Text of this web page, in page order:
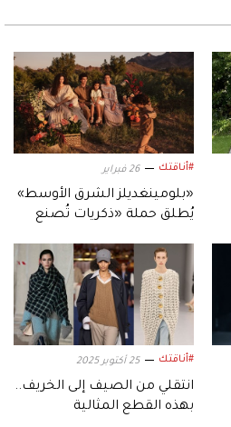
#أناقتك 26 فبراير
«بلومينغديلز الشرق الأوسط»
يُطلق حملة «ذكريات تُصنع
#أناقتك 25 أكتوبر 2025
انتقلي من الصيف إلى الخريف..
بهذه القطع المثالية